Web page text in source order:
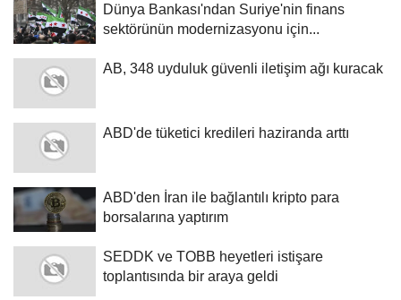
Dünya Bankası'ndan Suriye'nin finans
sektörünün modernizasyonu için...
AB, 348 uyduluk güvenli iletişim ağı kuracak
ABD'de tüketici kredileri haziranda arttı
ABD'den İran ile bağlantılı kripto para
borsalarına yaptırım
SEDDK ve TOBB heyetleri istişare
toplantısında bir araya geldi